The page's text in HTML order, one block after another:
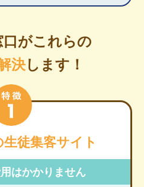
がこれらの
決します！
徒集客サイト
はかかりません